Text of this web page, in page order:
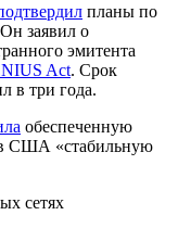
планы по
заявил о
эмитента
Act. Срок
в три года.
обеспеченную
США «стабильную
сетях